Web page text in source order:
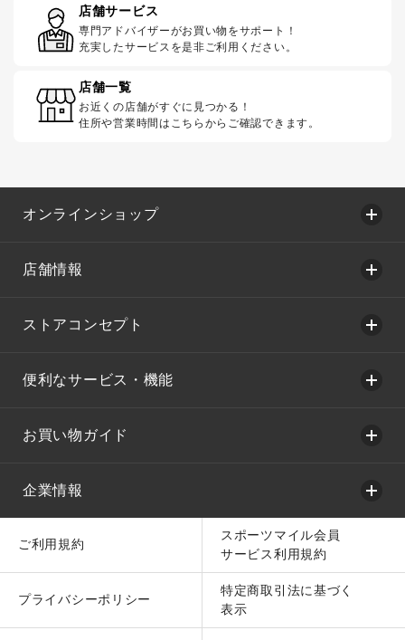
店舗サービス
専門アドバイザーがお買い物をサポート！
充実したサービスを是非ご利用ください。
店舗一覧
お近くの店舗がすぐに見つかる！
住所や営業時間はこちらからご確認できます。
オンラインショップ
店舗情報
ストアコンセプト
便利なサービス・機能
お買い物ガイド
企業情報
ご利用規約
スポーツマイル会員
サービス利用規約
プライバシーポリシー
特定商取引法に基づく
表示